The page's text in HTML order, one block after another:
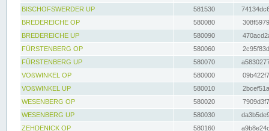
BISCHOFSWERDER UP
581530
BREDEREICHE OP
580080
BREDEREICHE UP
580090
FÜRSTENBERG OP
580060
FÜRSTENBERG UP
580070
VOßWINKEL OP
580000
VOßWINKEL UP
580010
WESENBERG OP
580020
WESENBERG UP
580030
ZEHDENICK OP
580160